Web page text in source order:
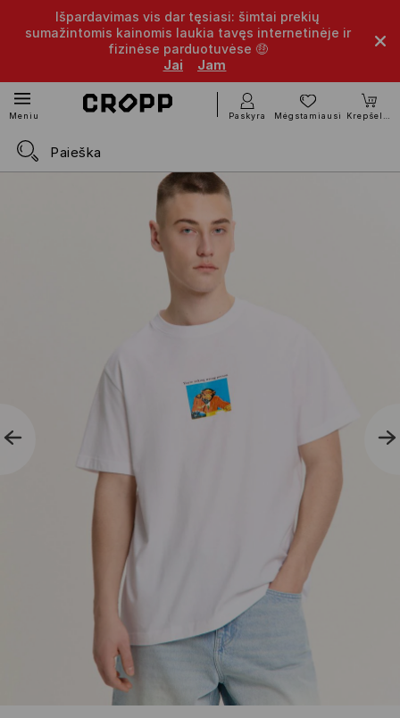
Išpardavimas vis dar tęsiasi: šimtai prekių
sumažintomis kainomis laukia tavęs internetinėje ir
fizinėse parduotuvėse 🤑
Jai
Jam
Meniu Paskyra Mėgstamiausi Krepšelis